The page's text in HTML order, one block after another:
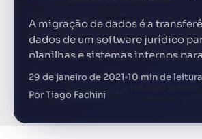
A migração de dados é a
dados de um software jurídico
planilhas e sistemas internos
29 de janeiro de 2021 10 min de leitura
Por Tiago Fachini
Acessar grátis →
+14.000 juristas